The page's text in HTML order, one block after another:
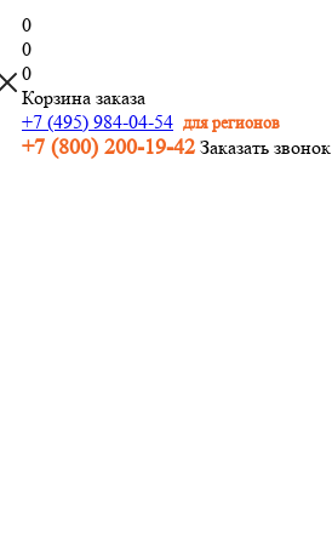
0
0
0
Корзина заказа
+7 (495) 984-04-54 для регионов
+7 (800) 200-19-42 Заказать звонок